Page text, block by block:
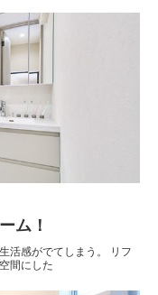
ム！
活感がでてしまう。 リフ
間にした